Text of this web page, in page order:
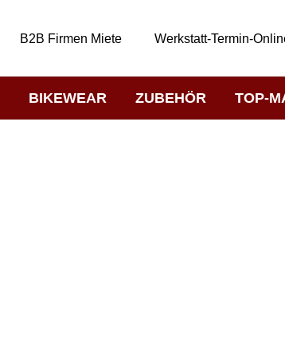
B2B Firmen Miete Werkstatt-Termin-
BIKEWEAR ZUBEHÖR TOP-